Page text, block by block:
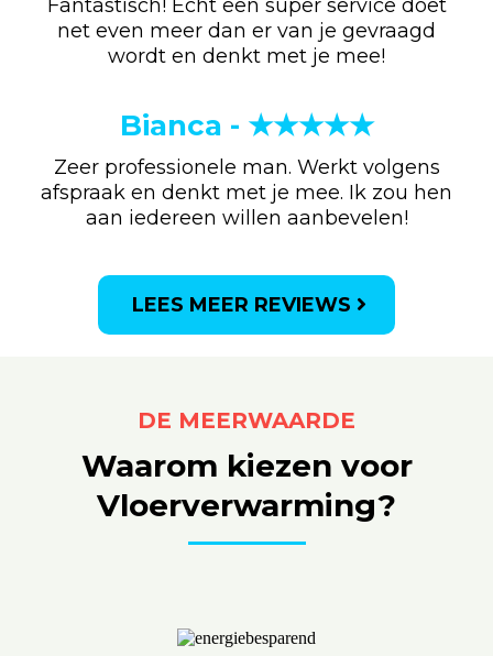
Fantastisch! Echt een super service doet
net even meer dan er van je gevraagd
wordt en denkt met je mee!
Bianca - ★★★★★
Zeer professionele man. Werkt volgens
afspraak en denkt met je mee. Ik zou hen
aan iedereen willen aanbevelen!
LEES MEER REVIEWS
DE MEERWAARDE
Waarom kiezen voor
Vloerverwarming?